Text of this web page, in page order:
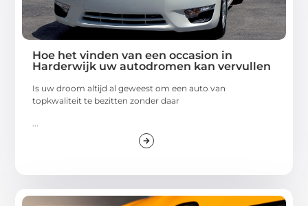
Hoe het vinden van een occasion in
Harderwijk uw autodromen kan vervullen
Is uw droom altijd al geweest om een auto van
topkwaliteit te bezitten zonder daar